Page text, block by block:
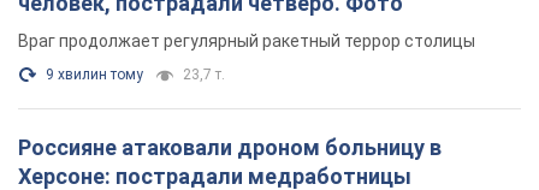
Враг продолжает регулярный ракетный террор столицы
9 хвилин тому 23,7 т.
Россияне атаковали дроном больницу в
Херсоне: пострадали медработницы